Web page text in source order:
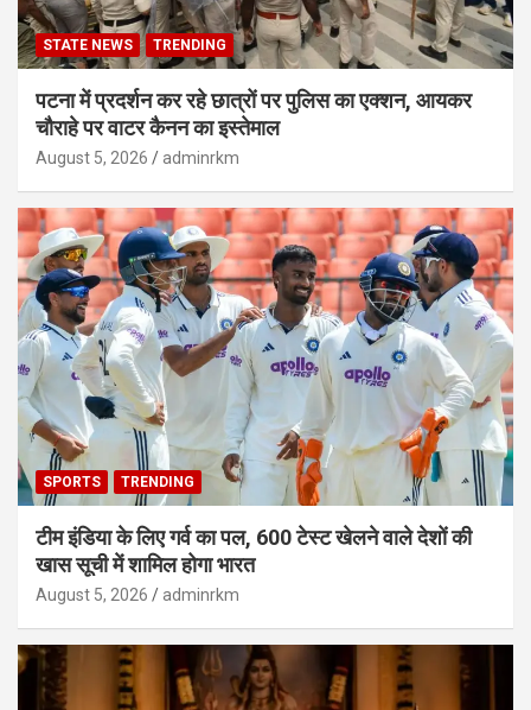
STATE NEWS TRENDING
पटना में प्रदर्शन कर रहे छात्रों पर पुलिस का एक्शन, आयकर
चौराहे पर वाटर कैनन का इस्तेमाल
August 5, 2026 adminrkm
SPORTS TRENDING
टीम इंडिया के लिए गर्व का पल, 600 टेस्ट खेलने वाले देशों की
खास सूची में शामिल होगा भारत
August 5, 2026 adminrkm